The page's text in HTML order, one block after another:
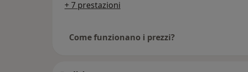
+ 7 prestazioni
Come funzionano i prezzi?